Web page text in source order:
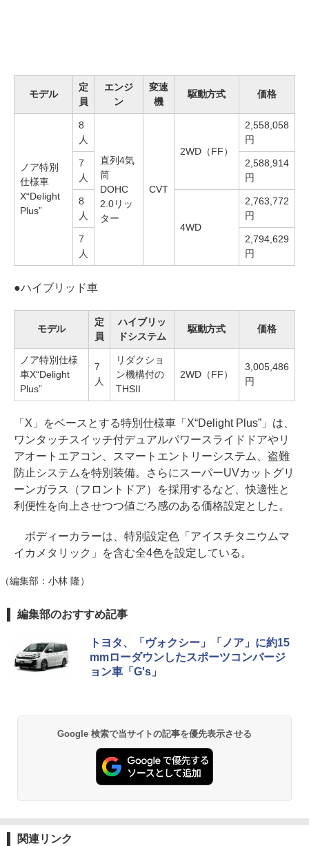
モデル
定
員
エンジ
ン
変速
機
駆動方式 価格
ノア特別
仕様車
X“Delight
Plus”
8
人
直列4気
筒
DOHC
2.0リッ
ター
CVT
2WD（FF）
2,558,058
円
7
人
2,588,914
円
8
人
4WD
2,763,772
円
7
人
2,794,629
円
●ハイブリッド車
モデル
定
員
ハイブリッ
ドシステム
駆動方式 価格
ノア特別仕様
車X“Delight
Plus”
7
人
リダクショ
ン機構付の
THSII
2WD（FF）
3,005,486
円
「X」をベースとする特別仕様車「X“Delight Plus”」は、
ワンタッチスイッチ付デュアルパワースライドドアやリ
アオートエアコン、スマートエントリーシステム、盗難
防止システムを特別装備。さらにスーパーUVカットグリ
ーンガラス（フロントドア）を採用するなど、快適性と
利便性を向上させつつ値ごろ感のある価格設定とした。
ボディーカラーは、特別設定色「アイスチタニウムマ
イカメタリック」を含む全4色を設定している。
（編集部：小林 隆）
編集部のおすすめ記事
トヨタ、「ヴォクシー」「ノア」に約15
mmローダウンしたスポーツコンバージ
ョン車「G's」
Google 検索で当サイトの記事を優先表示させる
関連リンク